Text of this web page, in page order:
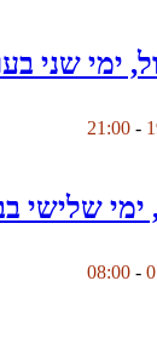
ימי שני
-
21:00
ימי שלישי
-
08:00